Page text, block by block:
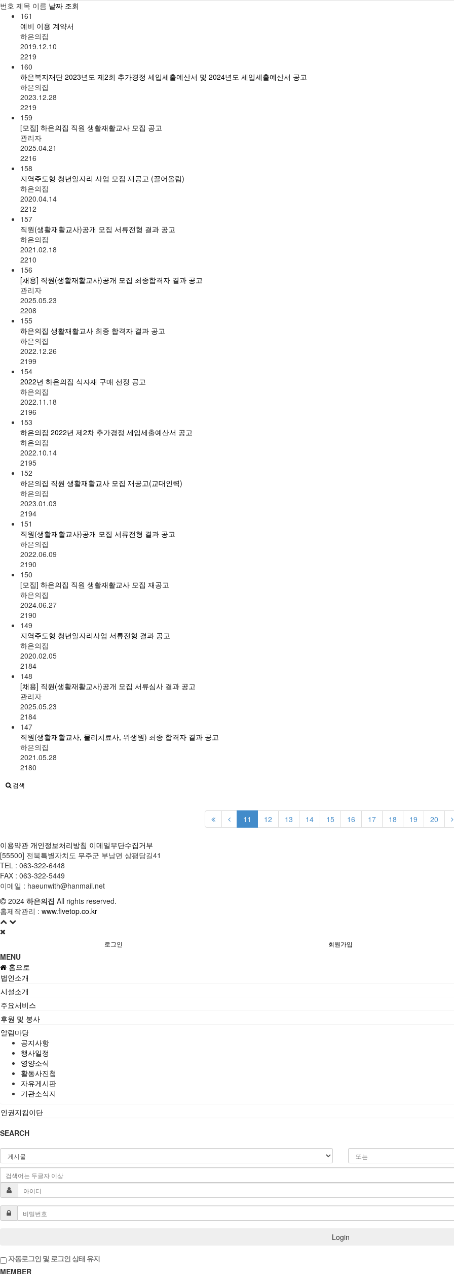
번호 제목 이름 날짜 조회
161
예비 이용 계약서
하은의집
2019.12.10
2219
160
하은복지재단 2023년도 제2회 추가경정 세입세출예산서 및 2024년도 세입세출예산서 공고
하은의집
2023.12.28
2219
159
[모집] 하은의집 직원 생활재활교사 모집 공고
관리자
2025.04.21
2216
158
지역주도형 청년일자리 사업 모집 재공고 (끌어올림)
하은의집
2020.04.14
2212
157
직원(생활재활교사)공개 모집 서류전형 결과 공고
하은의집
2021.02.18
2210
156
[채용] 직원(생활재활교사)공개 모집 최종합격자 결과 공고
관리자
2025.05.23
2208
155
하은의집 생활재활교사 최종 합격자 결과 공고
하은의집
2022.12.26
2199
154
2022년 하은의집 식자재 구매 선정 공고
하은의집
2022.11.18
2196
153
하은의집 2022년 제2차 추가경정 세입세출예산서 공고
하은의집
2022.10.14
2195
152
하은의집 직원 생활재활교사 모집 재공고(교대인력)
하은의집
2023.01.03
2194
151
직원(생활재활교사)공개 모집 서류전형 결과 공고
하은의집
2022.06.09
2190
150
[모집] 하은의집 직원 생활재활교사 모집 재공고
하은의집
2024.06.27
2190
149
지역주도형 청년일자리사업 서류전형 결과 공고
하은의집
2020.02.05
2184
148
[채용] 직원(생활재활교사)공개 모집 서류심사 결과 공고
관리자
2025.05.23
2184
147
직원(생활재활교사, 물리치료사, 위생원) 최종 합격자 결과 공고
하은의집
2021.05.28
2180
검색
11 12 13 14 15 16 17 18 19 20
이용약관 개인정보처리방침 이메일무단수집거부
[55500] 전북특별자치도 무주군 부남면 상평당길41
TEL : 063-322-6448
FAX : 063-322-5449
이메일 : haeunwith@hanmail.net
2024 하은의집 All rights reserved.
홈제작관리 : www.fivetop.co.kr
로그인 회원가입
MENU
홈으로
법인소개
시설소개
주요서비스
후원 및 봉사
알림마당
공지사항
행사일정
영양소식
활동사진첩
자유게시판
기관소식지
인권지킴이단
SEARCH
Login
자동로그인 및 로그인 상태 유지
MEMBER